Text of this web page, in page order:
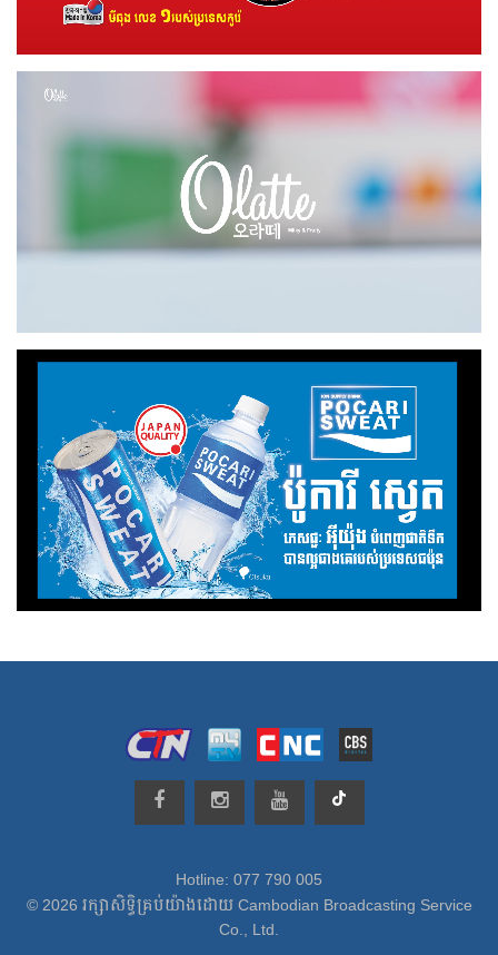
Hotline: 077 790 005
© 2026 រក្សាសិទ្ធិគ្រប់យ៉ាងដោយ Cambodian Broadcasting Service
Co., Ltd.